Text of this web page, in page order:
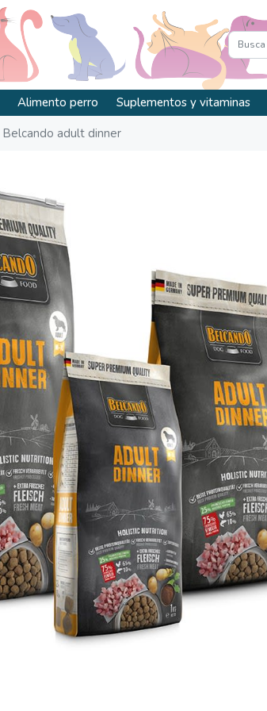
Alimento perro Suplementos y vitaminas
Belcando adult dinner